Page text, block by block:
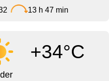
13 h 47 min
+34°C